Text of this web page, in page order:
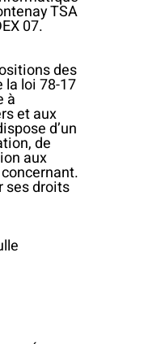
TSA
07.
des
la loi 78-17
à
et aux
d’un
de
aux
ses droits